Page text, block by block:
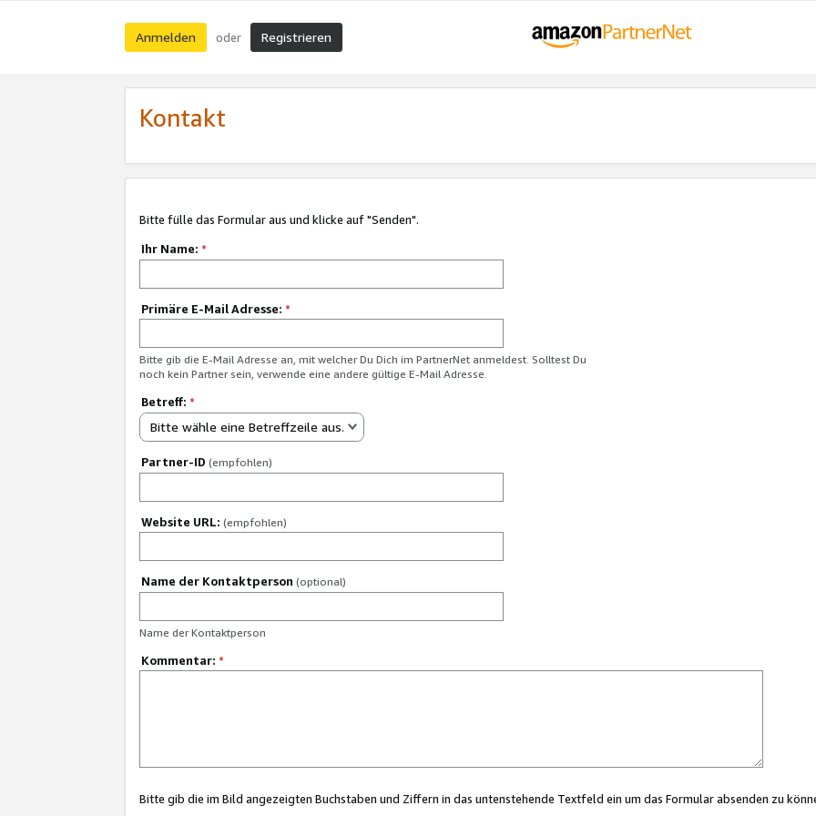
Anmelden oder Registrieren
Kontakt
Bitte fülle das Formular aus und klicke auf "Senden".
Ihr Name: *
Primäre E-Mail Adresse: *
Bitte gib die E-Mail Adresse an, mit welcher Du Dich im PartnerNet anmeldest. Solltest Du
noch kein Partner sein, verwende eine andere gültige E-Mail Adresse.
Betreff: *
Bitte wähle eine Betreffzeile aus.
Partner-ID (empfohlen)
Website URL: (empfohlen)
Name der Kontaktperson (optional)
Name der Kontaktperson
Kommentar: *
Bitte gib die im Bild angezeigten Buchstaben und Ziffern in das untenstehende Textfeld ein um das Formular absenden zu